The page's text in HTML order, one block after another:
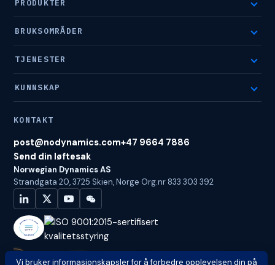
PRODUKTER
BRUKSOMRÅDER
TJENESTER
KUNNSKAP
KONTAKT
post@nodynamics.com+47 9664 7886
Send din løftesak
Norwegian Dynamics AS
Strandgata 20, 3725 Skien, Norge Org.nr 833 303 392